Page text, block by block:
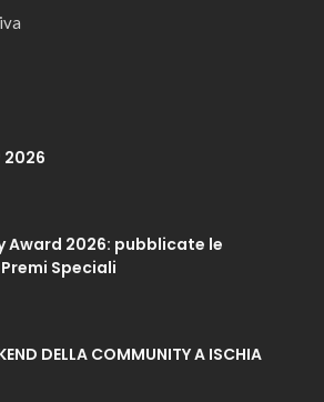
2026
Award 2026: pubblicate le
Speciali
DELLA COMMUNITY A ISCHIA